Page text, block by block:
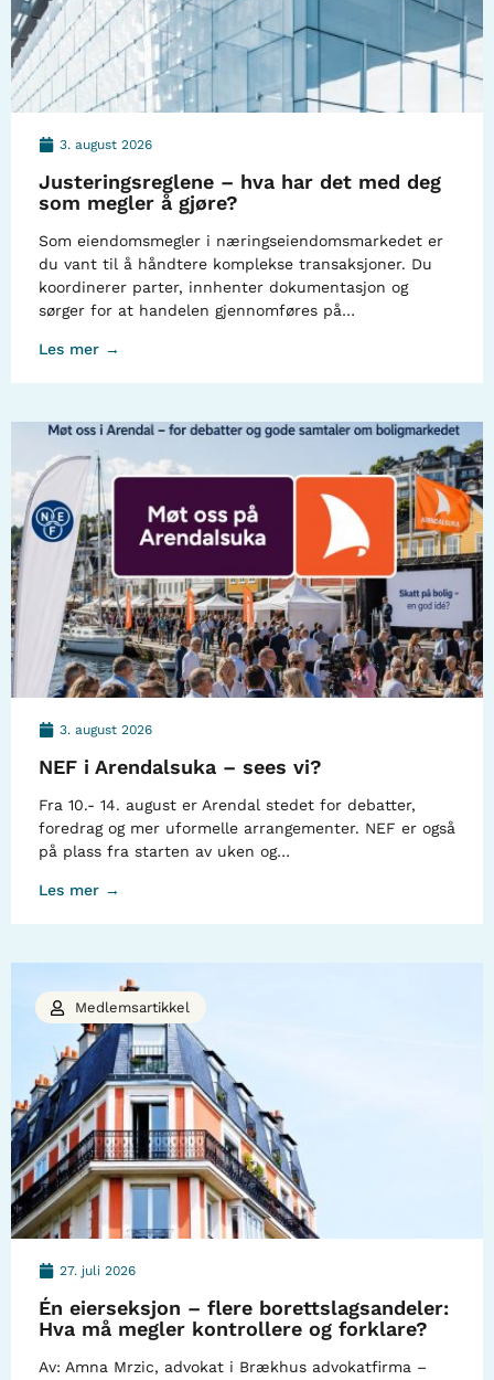
3. august 2026
Justeringsreglene – hva har det med deg
som megler å gjøre?
Som eiendomsmegler i næringseiendomsmarkedet er
du vant til å håndtere komplekse transaksjoner. Du
koordinerer parter, innhenter dokumentasjon og
sørger for at handelen gjennomføres på…
Les mer →
3. august 2026
NEF i Arendalsuka – sees vi?
Fra 10.- 14. august er Arendal stedet for debatter,
foredrag og mer uformelle arrangementer. NEF er også
på plass fra starten av uken og…
Les mer →
27. juli 2026
Én eierseksjon – flere borettslagsandeler:
Hva må megler kontrollere og forklare?
Av: Amna Mrzic, advokat i Brækhus advokatfirma –
Medlemsartikkel